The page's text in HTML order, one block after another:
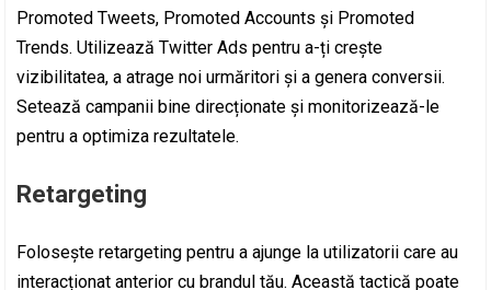
Promoted Tweets, Promoted Accounts și Promoted
Trends. Utilizează Twitter Ads pentru a-ți crește
vizibilitatea, a atrage noi urmăritori și a genera conversii.
Setează campanii bine direcționate și monitorizează-le
pentru a optimiza rezultatele.
Retargeting
Folosește retargeting pentru a ajunge la utilizatorii care au
interacționat anterior cu brandul tău. Această tactică poate